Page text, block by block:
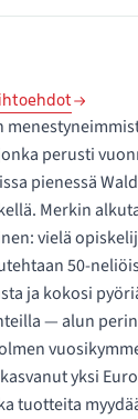
perusti
pienessä
Merkin
vielä
50-
ja kokosi
— alun
yksi
tuotteita